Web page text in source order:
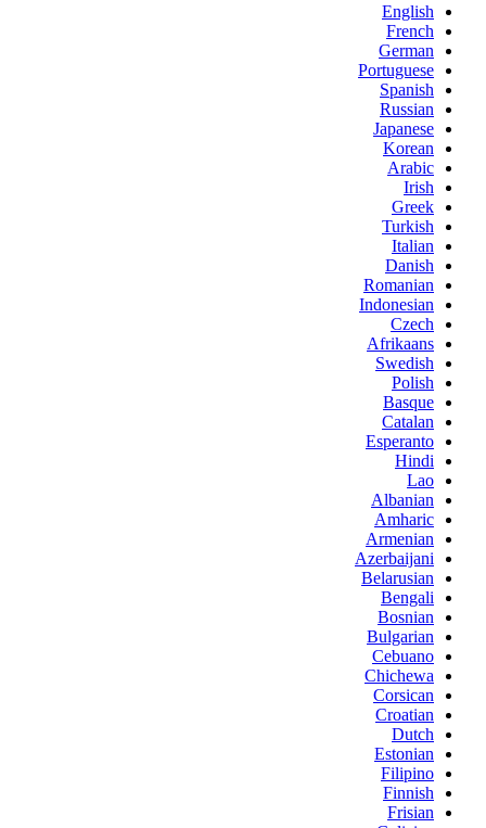
English
French
German
Portuguese
Spanish
Russian
Japanese
Korean
Arabic
Irish
Greek
Turkish
Italian
Danish
Romanian
Indonesian
Czech
Afrikaans
Swedish
Polish
Basque
Catalan
Esperanto
Hindi
Lao
Albanian
Amharic
Armenian
Azerbaijani
Belarusian
Bengali
Bosnian
Bulgarian
Cebuano
Chichewa
Corsican
Croatian
Dutch
Estonian
Filipino
Finnish
Frisian